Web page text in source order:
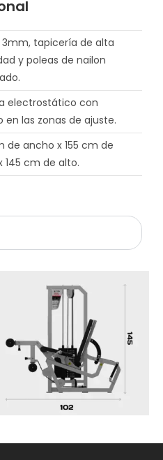
3mm, tapicería de alta
y poleas de nailon
electrostático con
en las zonas de ajuste.
de ancho x 155 cm de
145 cm de alto.